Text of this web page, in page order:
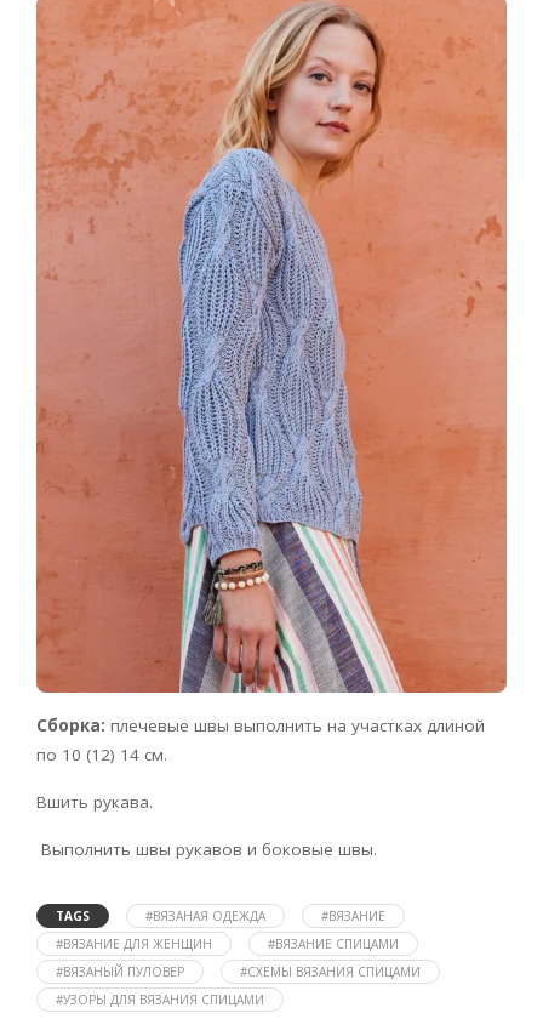
Сборка: плечевые швы выполнить на участках длиной
по 10 (12) 14 см.
Вшить рукава.
Выполнить швы рукавов и боковые швы.
TAGS #ВЯЗАНАЯ ОДЕЖДА
#ВЯЗАНИЕ
#ВЯЗАНИЕ ДЛЯ ЖЕНЩИН
#ВЯЗАНИЕ СПИЦАМИ
#ВЯЗАНЫЙ ПУЛОВЕР
#СХЕМЫ ВЯЗАНИЯ СПИЦАМИ
#УЗОРЫ ДЛЯ ВЯЗАНИЯ СПИЦАМИ